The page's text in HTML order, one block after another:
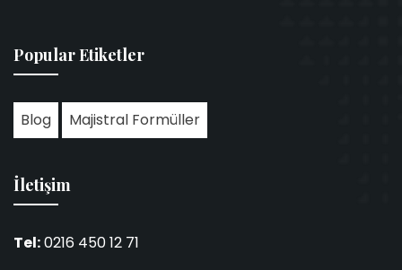
Popular Etiketler
Blog Majistral Formüller
İletişim
Tel:0216 450 12 71